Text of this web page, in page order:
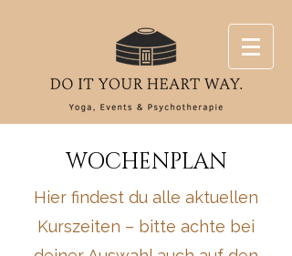
WOCHENPLAN
Hier findest du alle aktuellen
Kurszeiten – bitte achte bei